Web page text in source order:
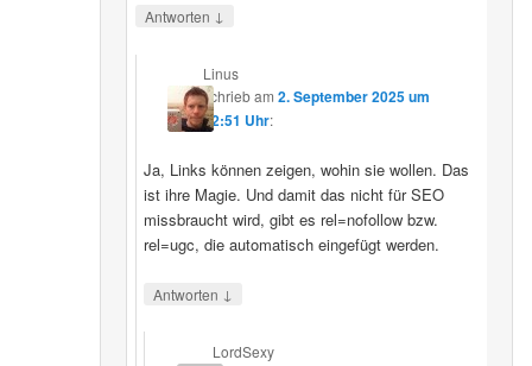
Antworten ↓
Linus
schriebam2. September 2025 um
12:51 Uhr:
Ja, Links können zeigen, wohin sie wollen. Das
ist ihre Magie. Und damit das nicht für SEO
missbraucht wird, gibt es rel=nofollow bzw.
rel=ugc, die automatisch eingefügt werden.
Antworten ↓
LordSexy